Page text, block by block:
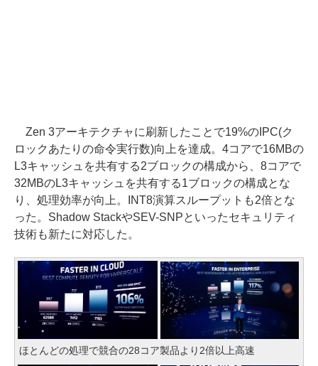
Zen 3アーキテクチャに刷新したことで19%のIPC(ク
ロックあたりの命令実行数)向上を達成。4コアで16MBの
L3キャッシュを共有する2ブロックの構成から、8コアで
32MBのL3キャッシュを共有する1ブロックの構成とな
り、処理効率が向上。INT8演算スループットも2倍とな
った。Shadow StackやSEV-SNPといったセキュリティ
技術も新たに対応した。
ほとんどの処理で競合の28コア製品より2倍以上高速